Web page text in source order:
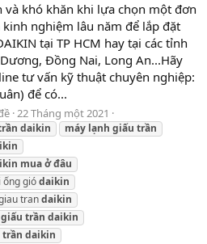
và khó khăn khi lựa chọn một đơn
nghiệm lâu năm để lắp đặt
tại TP HCM hay tại các tỉnh
Đồng Nai, Long An...Hãy
tư vấn kỹ thuật chuyên nghiệp:
để có...
22 Tháng một 2021
daikin máy lạnh giấu trần
muaởđâu
ống giódaikin
trandaikin
giấu trần daikin
trần daikin